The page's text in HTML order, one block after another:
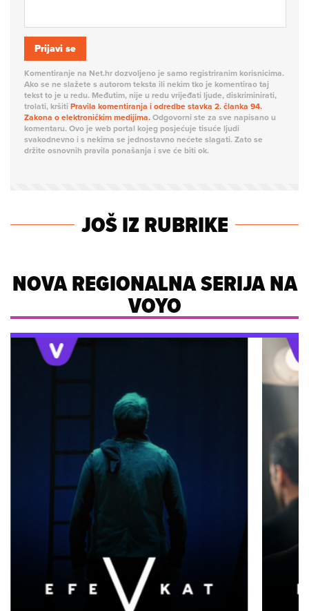
Prijavi se
Komentiranje na Net.hr dozvoljeno je samo registriranim korisnicima.
Ako se ne slažete s autorom teksta ili nekim tko je komentirao taj
tekst to je u redu. Međutim, nije u redu vrijeđati ljude, diskriminirati,
trolati, kršiti Pravila komentiranja i odredbe stavka 2. članka 94.
Zakona o elektroničkim medijima.Odgovorni ste za sve napisano u
komentaru. Ovo je web portal kojeg posjećuje tisuće ljudi
svakodnevno i s nekima se jednostavno nećete slagati. Zato se
držite osnovnih pravila ponašanja i sve će biti ok.
JOŠ IZ RUBRIKE
NOVA REGIONALNA SERIJA NA
VOYO